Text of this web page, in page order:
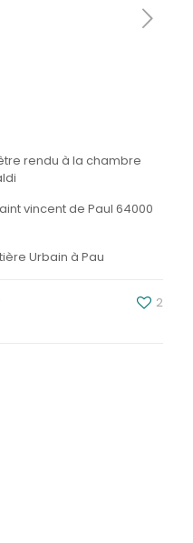
rendu à la chambre
vincent de Paul 64000
Urbain à Pau
2